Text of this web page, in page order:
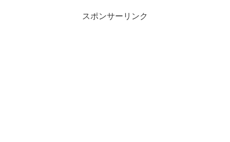
スポンサーリンク